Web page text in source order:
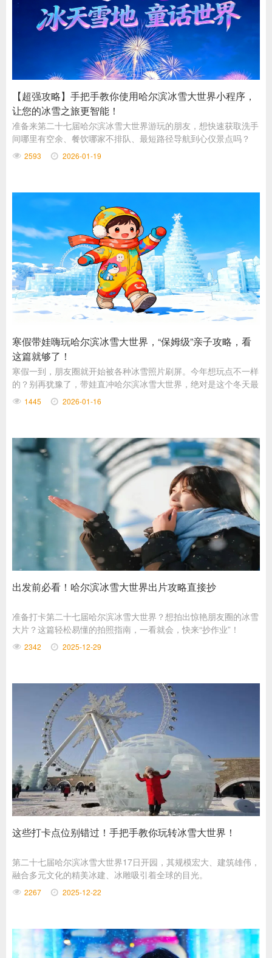
【超强攻略】手把手教你使用哈尔滨冰雪大世界小程序，
让您的冰雪之旅更智能！
准备来第二十七届哈尔滨冰雪大世界游玩的朋友，想快速获取洗手
间哪里有空余、餐饮哪家不排队、最短路径导航到心仪景点吗？
2593 2026-01-19
寒假带娃嗨玩哈尔滨冰雪大世界，“保姆级”亲子攻略，看
这篇就够了！
寒假一到，朋友圈就开始被各种冰雪照片刷屏。今年想玩点不一样
的？别再犹豫了，带娃直冲哈尔滨冰雪大世界，绝对是这个冬天最
酷的亲子选择！
1445 2026-01-16
出发前必看！哈尔滨冰雪大世界出片攻略直接抄
准备打卡第二十七届哈尔滨冰雪大世界？想拍出惊艳朋友圈的冰雪
大片？这篇轻松易懂的拍照指南，一看就会，快来“抄作业”！
2342 2025-12-29
这些打卡点位别错过！手把手教你玩转冰雪大世界！
第二十七届哈尔滨冰雪大世界17日开园，其规模宏大、建筑雄伟，
融合多元文化的精美冰建、冰雕吸引着全球的目光。
2267 2025-12-22